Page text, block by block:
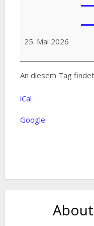
25. Mai 2026
An diesem Tag
iCal
Google